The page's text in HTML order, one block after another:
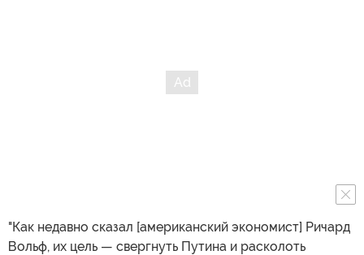
"Как недавно сказал [американский экономист] Ричард
Вольф, их цель — свергнуть Путина и расколоть